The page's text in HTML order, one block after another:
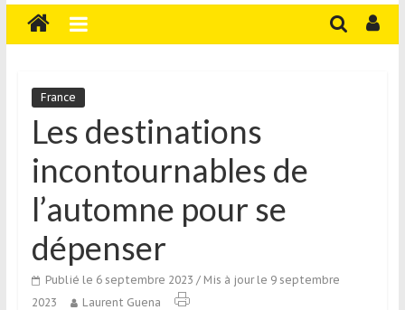
Tourisme
est
média
sur
tourisme
sportif
aux
voyageurs
ponctuels
France
Les destinations
incontournables de
l’automne pour se
dépenser
Publié le 6 septembre 2023 / Mis à jour le 9 septembre
2023
Laurent Guena